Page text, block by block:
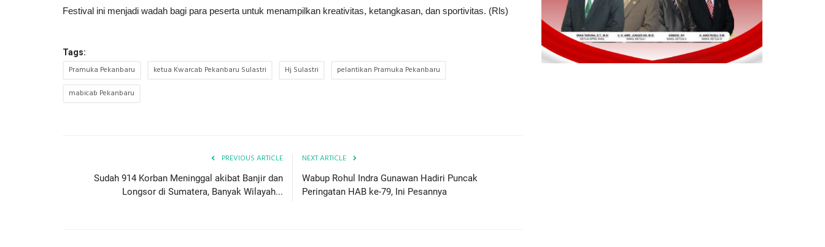
Festival ini menjadi wadah bagi para peserta untuk menampilkan kreativitas, ketangkasan, dan sportivitas. (Rls)
Tags:
Pramuka Pekanbaru ketua Kwarcab Pekanbaru Sulastri Hj Sulastri
pelantikan Pramuka Pekanbaru
mabicab Pekanbaru
PREVIOUS ARTICLE
Sudah 914 Korban Meninggal akibat Banjir dan
Longsor di Sumatera, Banyak Wilayah...
NEXT ARTICLE
Wabup Rohul Indra Gunawan Hadiri Puncak
Peringatan HAB ke-79, Ini Pesannya